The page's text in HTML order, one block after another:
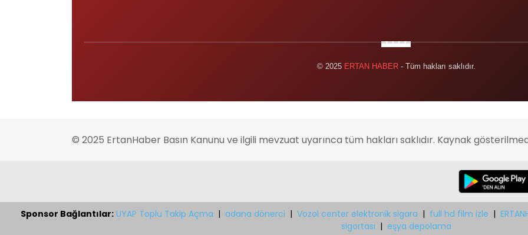
© 2025 ERTAN HABER- Tüm hakları saklıdır.
© 2025 ErtanHaber Basın Kanunu ve ilgili mevzuat uyarınca tüm hakları saklıdır. Kaynak
Sponsor Bağlantılar: UYAP Toplu Takip Açma | adana dönerci | Vozol center elektronik sigara | full hd film izle |
sigortası | eşya depolama